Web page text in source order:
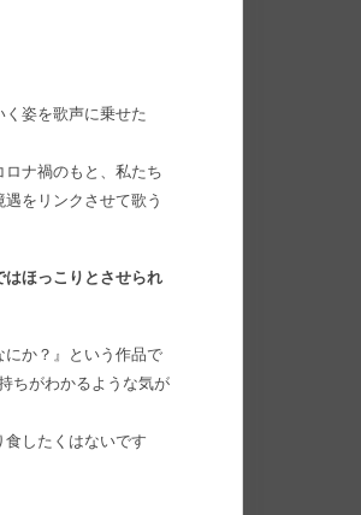
く姿を歌声に乗せた
ロナ禍のもと、私たち
をリンクさせて歌う
ほっこりとさせられ
にか？』という作品で
ちがわかるような気が
食したくはないです